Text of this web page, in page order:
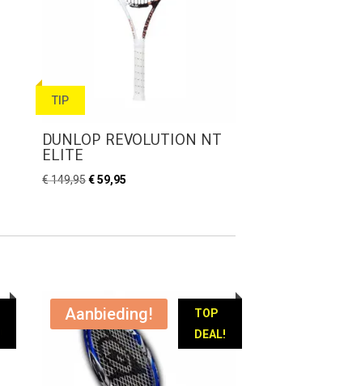
TIP
DUNLOP REVOLUTION NT
ELITE
€149,95Oorspronkelijke
€59,95
TOP
DEAL!
Aanbieding!